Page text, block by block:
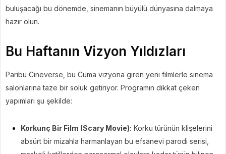
buluşacağı bu dönemde, sinemanın büyülü dünyasına dalmaya
hazır olun.
Bu Haftanın Vizyon Yıldızları
Paribu Cineverse, bu Cuma vizyona giren yeni filmlerle sinema
salonlarına taze bir soluk getiriyor. Programın dikkat çeken
yapımları şu şekilde:
Korkunç Bir Film (Scary Movie): Korku türünün klişelerini
absürt bir mizahla harmanlayan bu efsanevi parodi serisi,